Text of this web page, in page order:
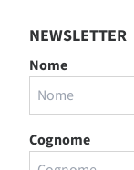
NEWSLETTER
Nome
Cognome